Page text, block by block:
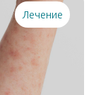
Лечение